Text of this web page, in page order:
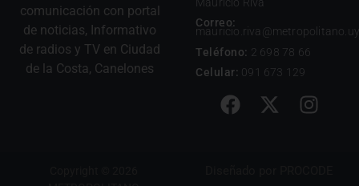
comunicación con portal
de noticias, Informativo
de radios y TV en Ciudad
de la Costa, Canelones
Correo:
mauricio.riva@metropolitano.uy
Teléfono: 2 698 78 66
Celular: 091 673 129